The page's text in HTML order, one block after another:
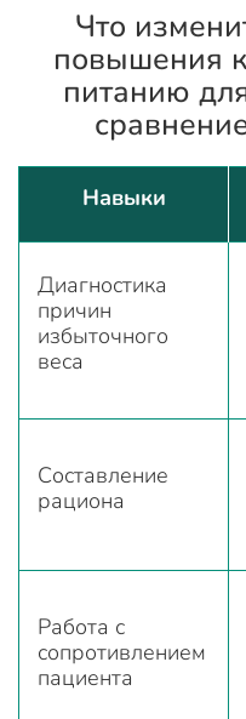
Что
повышения
питанию
Навыки
Диагностика
причин
избыточного
веса
Составление
рациона
Работа с
сопротивлением
пациента